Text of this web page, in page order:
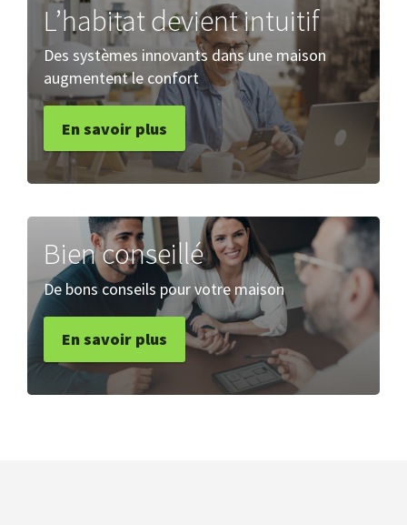
L’habitat devient intuitif
Des systèmes innovants dans une maison
augmentent le confort
En savoir plus
Bien conseillé
De bons conseils pour votre maison
En savoir plus